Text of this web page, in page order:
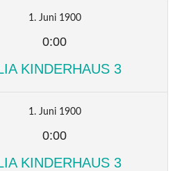
1. Juni 1900
0:00
KINDERHAUS 3
1. Juni 1900
0:00
KINDERHAUS 3